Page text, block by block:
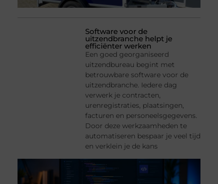
Software voor de
uitzendbranche helpt je
efficiënter werken
Een goed georganiseerd
uitzendbureau begint met
betrouwbare software voor de
uitzendbranche. Iedere dag
verwerk je contracten,
urenregistraties, plaatsingen,
facturen en personeelsgegevens.
Door deze werkzaamheden te
automatiseren bespaar je veel tijd
en verklein je de kans